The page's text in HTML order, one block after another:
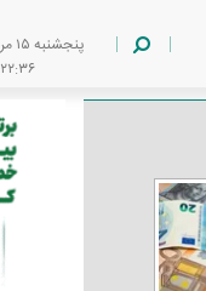
پنجشنبه ۱۵ مرداد ۱۴۰۵
۲۲:۳۶